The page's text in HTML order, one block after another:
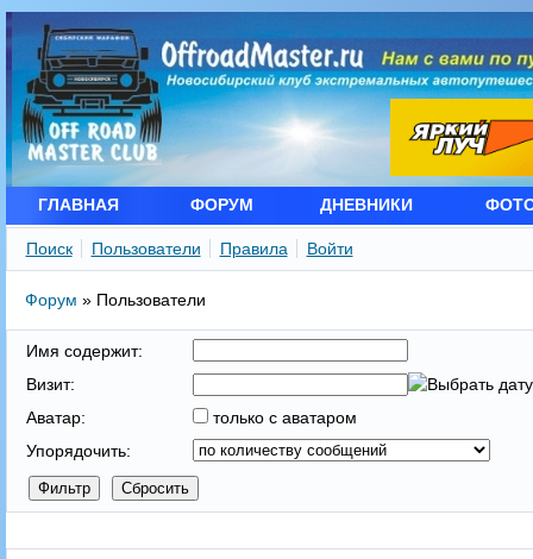
ГЛАВНАЯ ФОРУМ ДНЕВНИКИ
Поиск Пользователи Правила Войти
Форум » Пользователи
Имя содержит:
Визит:
Аватар:
только с аватаром
Упорядочить: